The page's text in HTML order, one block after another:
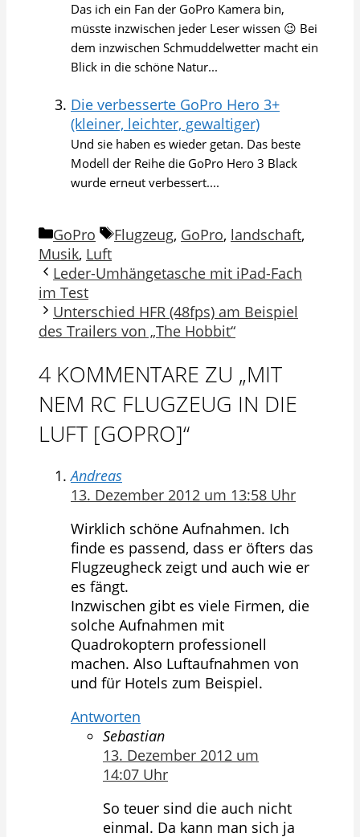
Das ich ein Fan der GoPro Kamera bin,
müsste inzwischen jeder Leser wissen 😉 Bei
dem inzwischen Schmuddelwetter macht ein
Blick in die schöne Natur...
Die verbesserte GoPro Hero 3+
(kleiner, leichter, gewaltiger)
Und sie haben es wieder getan. Das beste
Modell der Reihe die GoPro Hero 3 Black
wurde erneut verbessert....
Kategorien
GoPro Schlagwörter
Flugzeug, GoPro, landschaft,
Musik, Luft
Leder-Umhängetasche mit iPad-Fach
im Test
Unterschied HFR (48fps) am Beispiel
des Trailers von „The Hobbit“
4 KOMMENTARE ZU „MIT
NEM RC FLUGZEUG IN DIE
LUFT [GOPRO]“
Andreas
13. Dezember 2012 um 13:58 Uhr
Wirklich schöne Aufnahmen. Ich
finde es passend, dass er öfters das
Flugzeugheck zeigt und auch wie er
es fängt.
Inzwischen gibt es viele Firmen, die
solche Aufnahmen mit
Quadrokoptern professionell
machen. Also Luftaufnahmen von
und für Hotels zum Beispiel.
Antworten
Sebastian
13. Dezember 2012 um
14:07 Uhr
So teuer sind die auch nicht
einmal. Da kann man sich ja